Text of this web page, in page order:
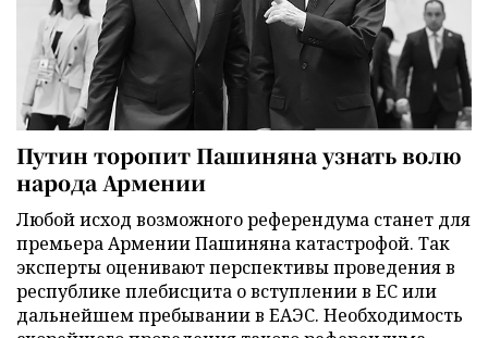
Путин торопит Пашиняна узнать волю
народа Армении
Любой исход возможного референдума станет для
премьера Армении Пашиняна катастрофой. Так
эксперты оценивают перспективы проведения в
республике плебисцита о вступлении в ЕС или
дальнейшем пребывании в ЕАЭС. Необходимость